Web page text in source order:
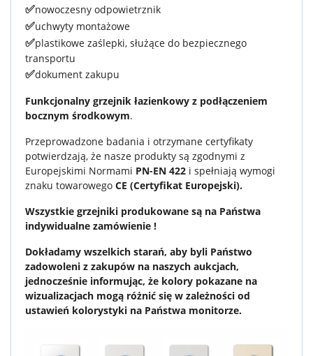
✅nowoczesny odpowietrznik
✅uchwyty montażowe
✅plastikowe zaślepki, służące do bezpiecznego
transportu
✅dokument zakupu
Funkcjonalny grzejnik łazienkowy z podłączeniem
bocznym środkowym.
Przeprowadzone badania i otrzymane certyfikaty
potwierdzają, że nasze produkty są zgodnymi z
Europejskimi Normami PN-EN 422 i spełniają wymogi
znaku towarowego CE (Certyfikat Europejski).
Wszystkie grzejniki produkowane są na Państwa
indywidualne zamówienie !
Dokładamy wszelkich starań, aby byli Państwo
zadowoleni z zakupów na naszych aukcjach,
jednocześnie informując, że kolory pokazane na
wizualizacjach mogą różnić się w zależności od
ustawień kolorystyki na Państwa monitorze.